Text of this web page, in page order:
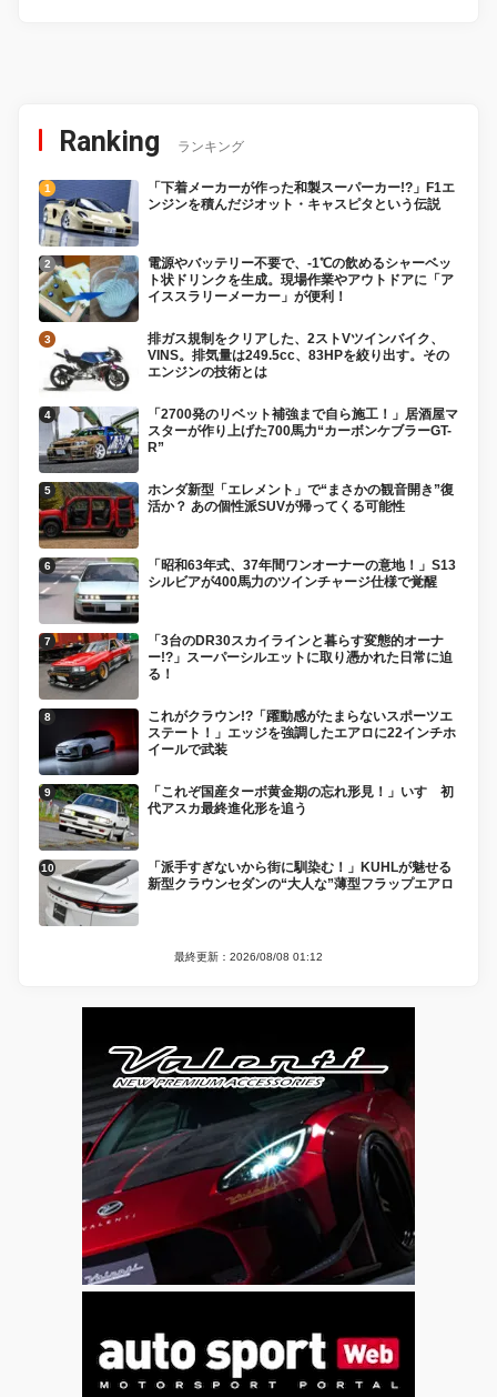
Ranking ランキング
「下着メーカーが作った和製スーパーカー!?」F1エ
ンジンを積んだジオット・キャスピタという伝説
電源やバッテリー不要で、-1℃の飲めるシャーベッ
ト状ドリンクを生成。現場作業やアウトドアに「ア
イススラリーメーカー」が便利！
排ガス規制をクリアした、2ストVツインバイク、
VINS。排気量は249.5cc、83HPを絞り出す。その
エンジンの技術とは
「2700発のリベット補強まで自ら施工！」居酒屋マ
スターが作り上げた700馬力“カーボンケブラーGT-
R”
ホンダ新型「エレメント」で“まさかの観音開き”復
活か？ あの個性派SUVが帰ってくる可能性
「昭和63年式、37年間ワンオーナーの意地！」S13
シルビアが400馬力のツインチャージ仕様で覚醒
「3台のDR30スカイラインと暮らす変態的オーナ
ー!?」スーパーシルエットに取り憑かれた日常に迫
る！
これがクラウン!?「躍動感がたまらないスポーツエ
ステート！」エッジを強調したエアロに22インチホ
イールで武装
「これぞ国産ターボ黄金期の忘れ形見！」いすゞ初
代アスカ最終進化形を追う
「派手すぎないから街に馴染む！」KUHLが魅せる
新型クラウンセダンの“大人な”薄型フラップエアロ
最終更新：2026/08/08 01:12